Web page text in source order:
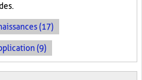
(17)
(9)